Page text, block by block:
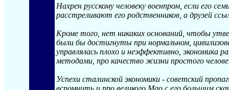
Нахрен русскому человеку военпром, если его
расстреливают его родственников, а друзей
Кроме того, нет никаких оснований, чтобы
были бы достигнуты при нормальном,
управлялась плохо и неэффективно, экономика
методами, про качество жизни простого
Успехи сталинской экономики - советский
вспомнить и про великого Мао с его большим